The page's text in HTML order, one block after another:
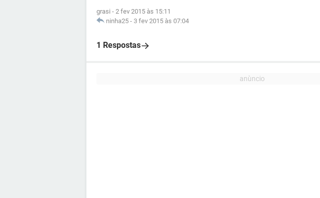
grasi - 2 fev 2015 às 15:11
ninha25 - 3 fev 2015 às 07:04
1 Respostas